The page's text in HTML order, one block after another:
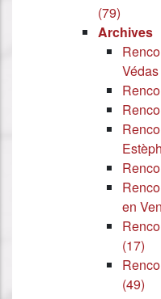
(79)
Archives
en
(17)
(49)